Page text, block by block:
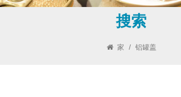
搜索
家 / 铝罐盖